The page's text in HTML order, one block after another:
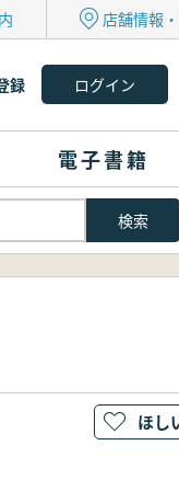
店舗情報
録
電子書籍
ほし